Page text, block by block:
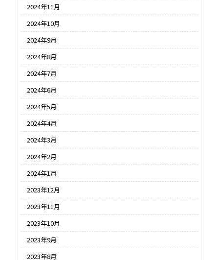
2024年11月
2024年10月
2024年9月
2024年8月
2024年7月
2024年6月
2024年5月
2024年4月
2024年3月
2024年2月
2024年1月
2023年12月
2023年11月
2023年10月
2023年9月
2023年8月